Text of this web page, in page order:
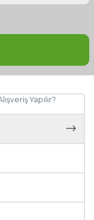
Yapılır?